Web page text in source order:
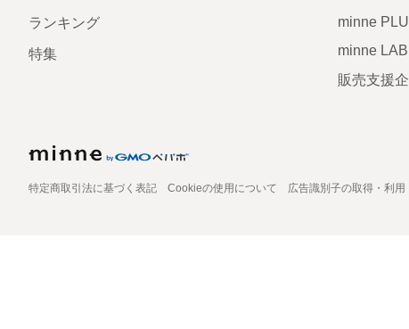
ランキング
特集
minne
minne LAB
販売支援
特定商取引法に基づく表記 Cookieの使用について 広告識別子の取得・利用